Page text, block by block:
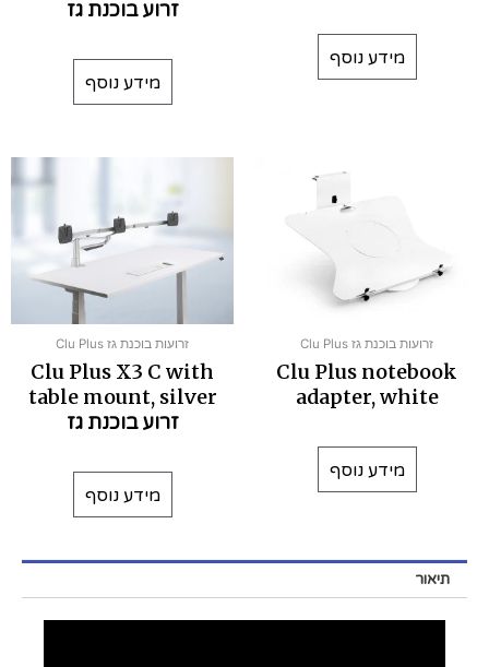
מידע נוסף
זרוע בוכנת גז
מידע נוסף
זרועות בוכנת גז Clu Plus
Clu Plus notebook
adapter, white
מידע נוסף
זרועות בוכנת גז Clu Plus
Clu Plus X3 C with
table mount, silver
זרוע בוכנת גז
מידע נוסף
תיאור